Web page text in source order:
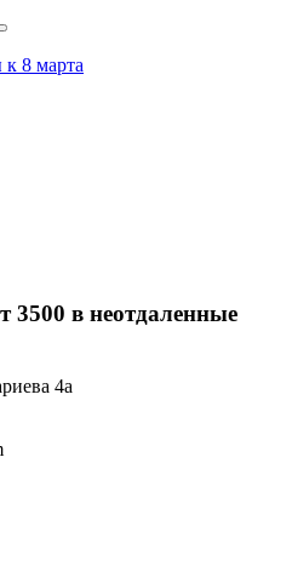
8 марта
3500 в неотдаленные
4а